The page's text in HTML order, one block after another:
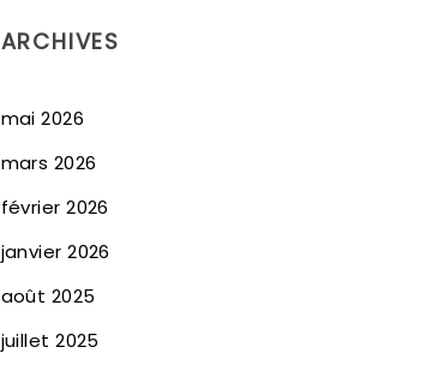
ARCHIVES
mai 2026
mars 2026
février 2026
janvier 2026
août 2025
juillet 2025